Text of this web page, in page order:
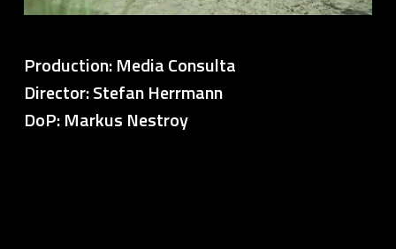
Production: Media Consulta
Director: Stefan Herrmann
DoP: Markus Nestroy